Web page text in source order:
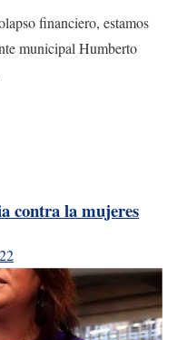
financiero, estamos
municipal Humberto
contra la mujeres